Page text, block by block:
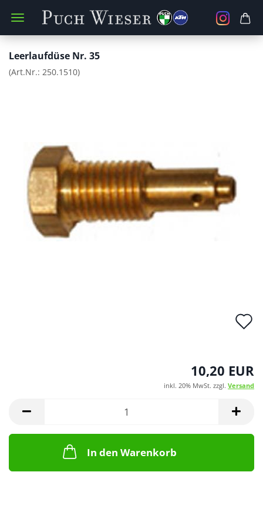
Leerlaufdüse Nr. 35
(Art.Nr.: 250.1510)
10,20 EUR
inkl. 20% MwSt. zzgl. Versand
In den Warenkorb